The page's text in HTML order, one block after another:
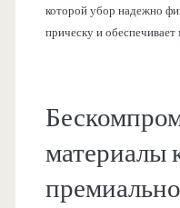
которой убор надежно
прическу и
материалы